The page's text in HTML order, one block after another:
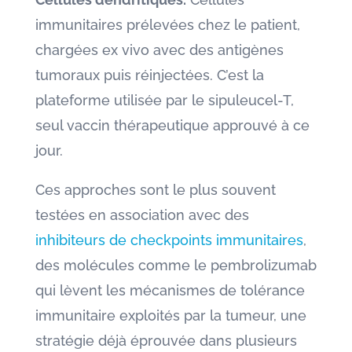
immunitaires prélevées chez le patient,
chargées ex vivo avec des antigènes
tumoraux puis réinjectées. C’est la
plateforme utilisée par le sipuleucel-T,
seul vaccin thérapeutique approuvé à ce
jour.
Ces approches sont le plus souvent
testées en association avec des
inhibiteurs de checkpoints immunitaires,
des molécules comme le pembrolizumab
qui lèvent les mécanismes de tolérance
immunitaire exploités par la tumeur, une
stratégie déjà éprouvée dans plusieurs